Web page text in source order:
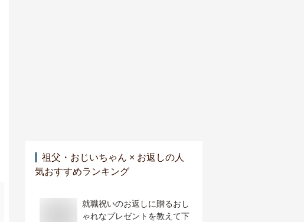
祖父・おじいちゃん × お返しの人
気おすすめランキング
就職祝いのお返しに贈るおし
ゃれなプレゼントを教えて下